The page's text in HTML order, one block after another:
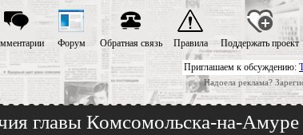
Приглашаем к обсуждению:
Надоела реклама?
Форум Обратная связь Правила Поддержать проект
главы Комсомольска-на-Амуре